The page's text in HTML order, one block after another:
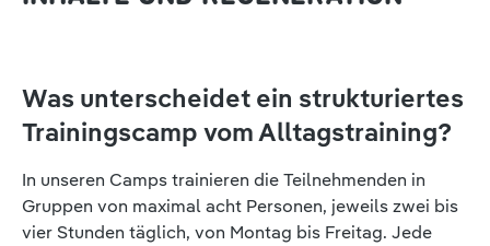
Was unterscheidet ein strukturiertes
Trainingscamp vom Alltagstraining?
In unseren Camps trainieren die Teilnehmenden in
Gruppen von maximal acht Personen, jeweils zwei bis
vier Stunden täglich, von Montag bis Freitag. Jede